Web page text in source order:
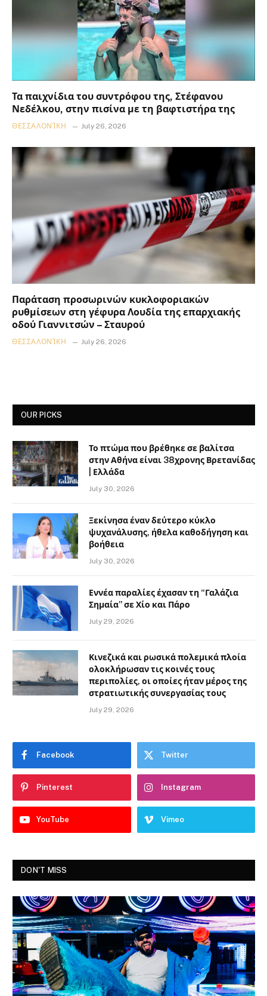
Τα παιχνίδια του συντρόφου της, Στέφανου
Νεδέλκου, στην πισίνα με τη βαφτιστήρα της
ΘΕΣΣΑΛΟΝΊΚΗ July 26, 2026
Παράταση προσωρινών κυκλοφοριακών
ρυθμίσεων στη γέφυρα Λουδία της επαρχιακής
οδού Γιαννιτσών – Σταυρού
ΘΕΣΣΑΛΟΝΊΚΗ July 26, 2026
OUR PICKS
Το πτώμα που βρέθηκε σε βαλίτσα
στην Αθήνα είναι 38χρονης Βρετανίδας
| Ελλάδα
July 30, 2026
Ξεκίνησα έναν δεύτερο κύκλο
ψυχανάλυσης, ήθελα καθοδήγηση και
βοήθεια
July 30, 2026
Εννέα παραλίες έχασαν τη “Γαλάζια
Σημαία” σε Χίο και Πάρο
July 29, 2026
Κινεζικά και ρωσικά πολεμικά πλοία
ολοκλήρωσαν τις κοινές τους
περιπολίες, οι οποίες ήταν μέρος της
στρατιωτικής συνεργασίας τους
July 29, 2026
Facebook Twitter
Pinterest Instagram
YouTube Vimeo
DON'T MISS